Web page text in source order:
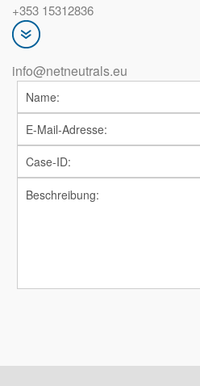
+353 15312836
info@netneutrals.eu